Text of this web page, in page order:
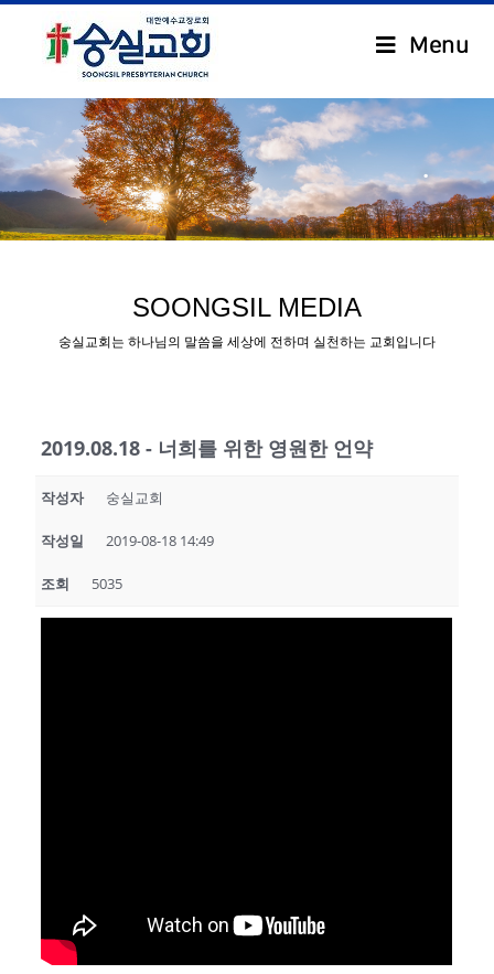
Menu
.
SOONGSIL MEDIA
숭실교회는 하나님의 말씀을 세상에 전하며 실천하는 교회입니다
2019.08.18 - 너희를 위한 영원한 언약
작성자 숭실교회
작성일 2019-08-18 14:49
조회 5035